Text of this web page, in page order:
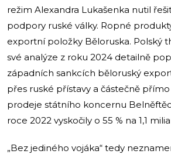
režim Alexandra Lukašenka nutil
podpory ruské války. Ropné
exportní položky Běloruska. Polský
své analýze z roku 2024 detailně
západních sankcích běloruský
přes ruské přístavy a částečně
prodeje státního koncernu
roce 2022 vyskočily o 55 % na 1,1
„Bez jediného vojáka“ tedy